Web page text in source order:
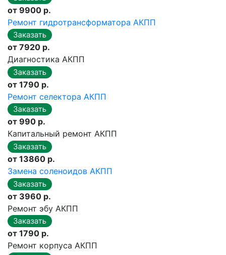
от 9900 р.
Ремонт гидротрансформатора АКПП
от 7920 р.
Диагностика АКПП
от 1790 р.
Ремонт селектора АКПП
от 990 р.
Капитальный ремонт АКПП
от 13860 р.
Замена соленоидов АКПП
от 3960 р.
Ремонт эбу АКПП
от 1790 р.
Ремонт корпуса АКПП